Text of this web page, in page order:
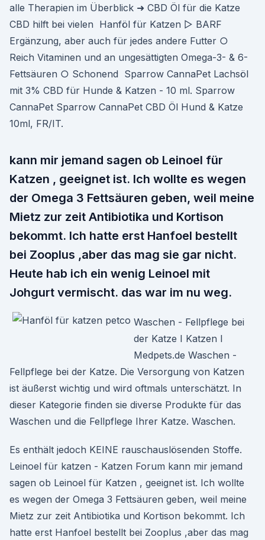
alle Therapien im Überblick ➜ CBD Öl für die Katze
CBD hilft bei vielen Hanföl für Katzen ▷ BARF
Ergänzung, aber auch für jedes andere Futter ○
Reich Vitaminen und an ungesättigten Omega-3- & 6-
Fettsäuren ○ Schonend Sparrow CannaPet Lachsöl
mit 3% CBD für Hunde & Katzen - 10 ml. Sparrow
CannaPet Sparrow CannaPet CBD Öl Hund & Katze
10ml, FR/IT.
kann mir jemand sagen ob Leinoel für
Katzen , geeignet ist. Ich wollte es wegen
der Omega 3 Fettsäuren geben, weil meine
Mietz zur zeit Antibiotika und Kortison
bekommt. Ich hatte erst Hanfoel bestellt
bei Zooplus ,aber das mag sie gar nicht.
Heute hab ich ein wenig Leinoel mit
Johgurt vermischt. das war im nu weg.
Waschen - Fellpflege bei
der Katze I Katzen I
Medpets.de Waschen -
Fellpflege bei der Katze. Die Versorgung von Katzen
ist äußerst wichtig und wird oftmals unterschätzt. In
dieser Kategorie finden sie diverse Produkte für das
Waschen und die Fellpflege Ihrer Katze. Waschen.
Es enthält jedoch KEINE rauschauslösenden Stoffe.
Leinoel für katzen - Katzen Forum kann mir jemand
sagen ob Leinoel für Katzen , geeignet ist. Ich wollte
es wegen der Omega 3 Fettsäuren geben, weil meine
Mietz zur zeit Antibiotika und Kortison bekommt. Ich
hatte erst Hanfoel bestellt bei Zooplus ,aber das mag